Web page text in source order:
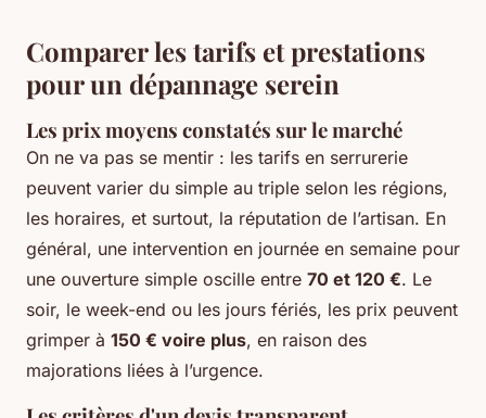
Comparer les tarifs et prestations
pour un dépannage serein
Les prix moyens constatés sur le marché
On ne va pas se mentir : les tarifs en serrurerie
peuvent varier du simple au triple selon les régions,
les horaires, et surtout, la réputation de l’artisan. En
général, une intervention en journée en semaine pour
une ouverture simple oscille entre 70 et 120 €. Le
soir, le week-end ou les jours fériés, les prix peuvent
grimper à 150 € voire plus, en raison des
majorations liées à l’urgence.